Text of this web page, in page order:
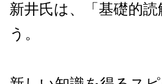
新井氏は、「基礎的
う。